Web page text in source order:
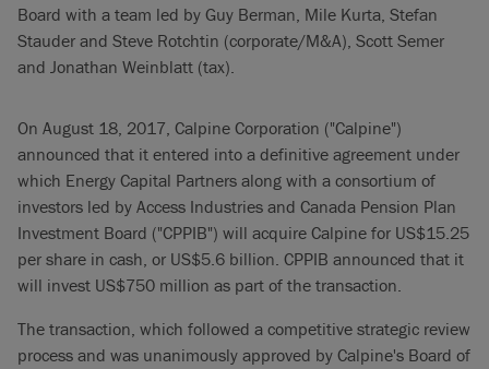
Board with a team led by Guy Berman, Mile Kurta, Stefan
Stauder and Steve Rotchtin (corporate/M&A), Scott Semer
and Jonathan Weinblatt (tax).
On August 18, 2017, Calpine Corporation ("Calpine")
announced that it entered into a definitive agreement under
which Energy Capital Partners along with a consortium of
investors led by Access Industries and Canada Pension Plan
Investment Board ("CPPIB") will acquire Calpine for US$15.25
per share in cash, or US$5.6 billion. CPPIB announced that it
will invest US$750 million as part of the transaction.
The transaction, which followed a competitive strategic review
process and was unanimously approved by Calpine's Board of